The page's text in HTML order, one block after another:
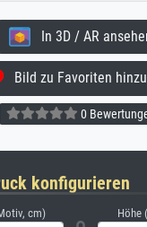
In 3D / AR
Bild zu Favoriten
0
konfigurieren
cm) Höhe